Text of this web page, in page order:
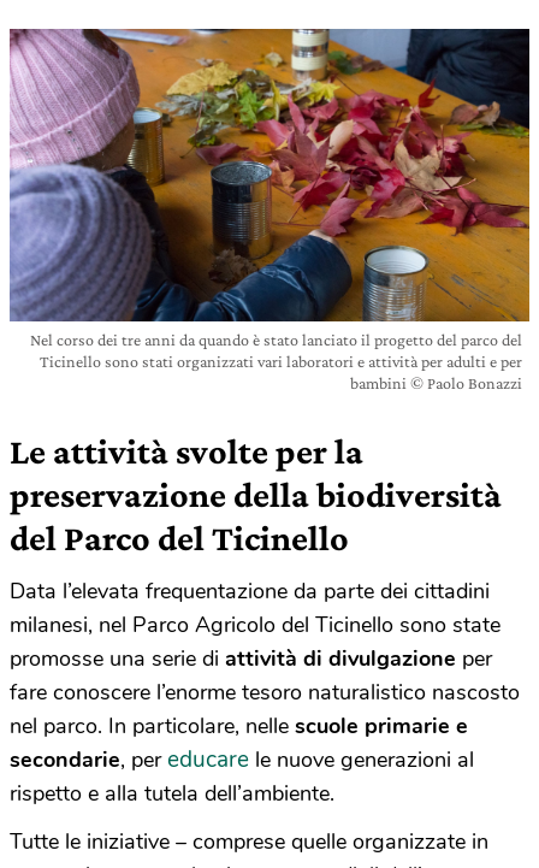
Nel corso dei tre anni da quando è stato lanciato il progetto del parco del
Ticinello sono stati organizzati vari laboratori e attività per adulti e per
bambini © Paolo Bonazzi
Le attività svolte per la
preservazione della biodiversità
del Parco del Ticinello
Data l’elevata frequentazione da parte dei cittadini
milanesi, nel Parco Agricolo del Ticinello sono state
promosse una serie di attività di divulgazione per
fare conoscere l’enorme tesoro naturalistico nascosto
nel parco. In particolare, nelle scuole primarie e
secondarie, pereducare le nuove generazioni al
rispetto e alla tutela dell’ambiente.
Tutte le iniziative – comprese quelle organizzate in